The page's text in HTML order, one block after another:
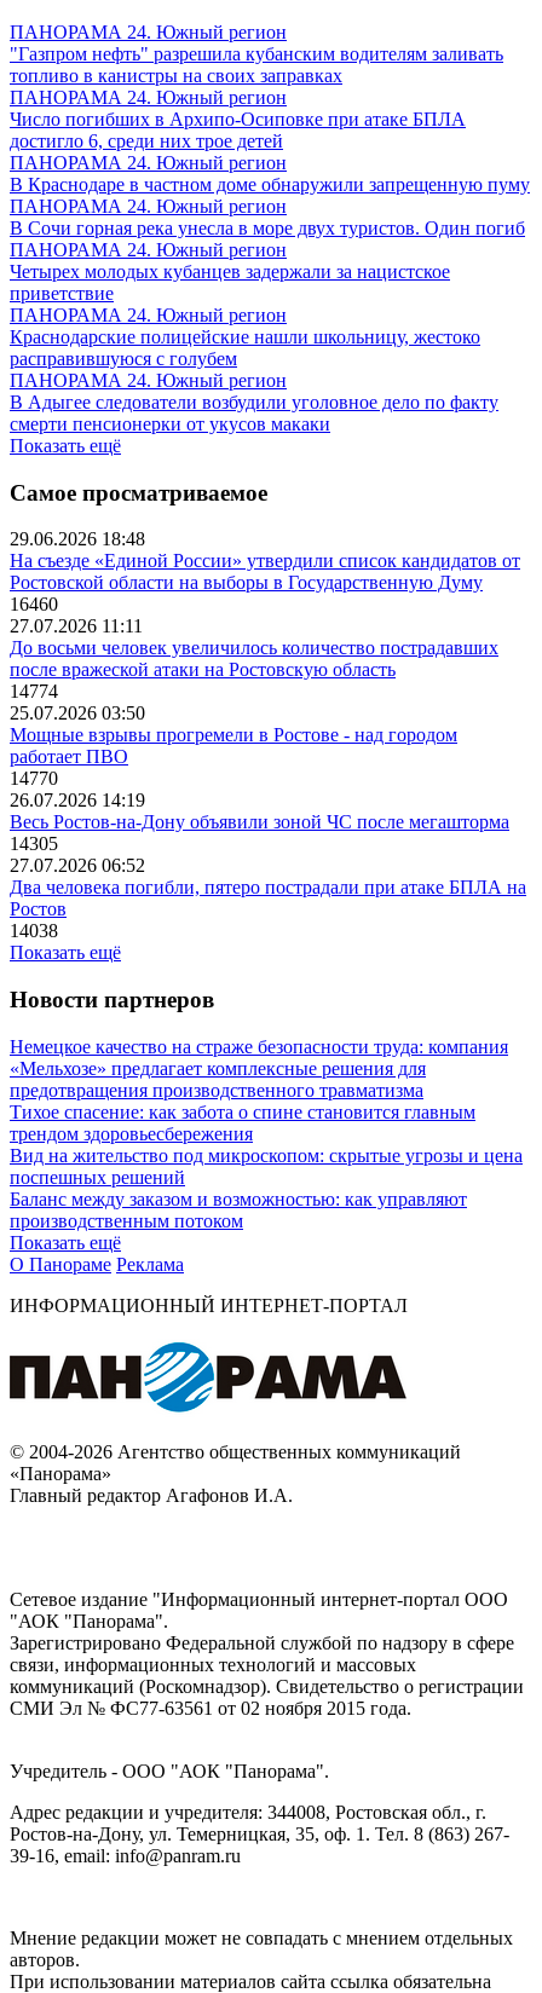
ПАНОРАМА 24. Южный регион
"Газпром нефть" разрешила кубанским водителям заливать
топливо в канистры на своих заправках
ПАНОРАМА 24. Южный регион
Число погибших в Архипо-Осиповке при атаке БПЛА
достигло 6, среди них трое детей
ПАНОРАМА 24. Южный регион
В Краснодаре в частном доме обнаружили запрещенную пуму
ПАНОРАМА 24. Южный регион
В Сочи горная река унесла в море двух туристов. Один погиб
ПАНОРАМА 24. Южный регион
Четырех молодых кубанцев задержали за нацистское
приветствие
ПАНОРАМА 24. Южный регион
Краснодарские полицейские нашли школьницу, жестоко
расправившуюся с голубем
ПАНОРАМА 24. Южный регион
В Адыгее следователи возбудили уголовное дело по факту
смерти пенсионерки от укусов макаки
Показать ещё
Самое просматриваемое
29.06.2026 18:48
На съезде «Единой России» утвердили список кандидатов от
Ростовской области на выборы в Государственную Думу
16460
27.07.2026 11:11
До восьми человек увеличилось количество пострадавших
после вражеской атаки на Ростовскую область
14774
25.07.2026 03:50
Мощные взрывы прогремели в Ростове - над городом
работает ПВО
14770
26.07.2026 14:19
Весь Ростов-на-Дону объявили зоной ЧС после мегашторма
14305
27.07.2026 06:52
Два человека погибли, пятеро пострадали при атаке БПЛА на
Ростов
14038
Показать ещё
Новости партнеров
Немецкое качество на страже безопасности труда: компания
«Мельхозе» предлагает комплексные решения для
предотвращения производственного травматизма
Тихое спасение: как забота о спине становится главным
трендом здоровьесбережения
Вид на жительство под микроскопом: скрытые угрозы и цена
поспешных решений
Баланс между заказом и возможностью: как управляют
производственным потоком
Показать ещё
О Панораме Реклама
ИНФОРМАЦИОННЫЙ ИНТЕРНЕТ-ПОРТАЛ
© 2004-2026 Агентство общественных коммуникаций
«Панорама»
Главный редактор Агафонов И.А.
Сетевое издание "Информационный интернет-портал ООО
"АОК "Панорама".
Зарегистрировано Федеральной службой по надзору в сфере
связи, информационных технологий и массовых
коммуникаций (Роскомнадзор). Cвидетельство о регистрации
СМИ Эл № ФС77-63561 от 02 ноября 2015 года.
Учредитель - ООО "АОК "Панорама".
Адрес редакции и учредителя: 344008, Ростовская обл., г.
Ростов-на-Дону, ул. Темерницкая, 35, оф. 1. Тел. 8 (863) 267-
39-16, email: info@panram.ru
Мнение редакции может не совпадать с мнением отдельных
авторов.
При использовании материалов сайта ссылка обязательна